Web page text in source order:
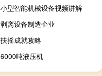
小型智能机械设备视频讲解
剥离设备制造企业
扶摇成就攻略
6000吨液压机